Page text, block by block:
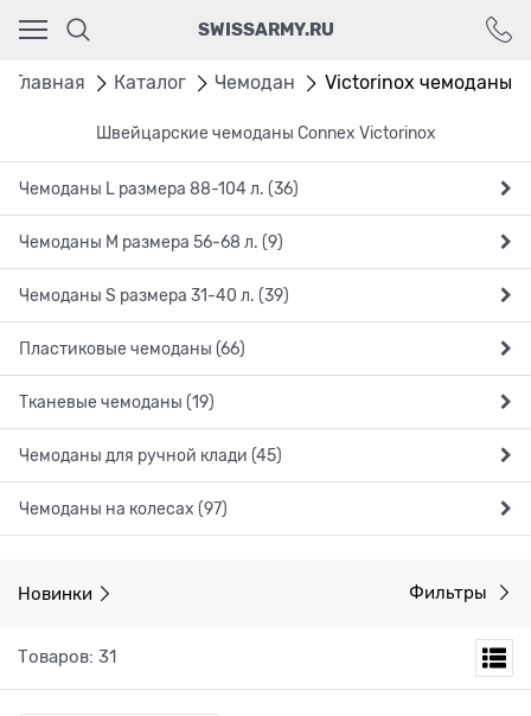
SWISSARMY.RU
Главная Каталог Чемодан Victorinox чемоданы
Швейцарские чемоданы Connex Victorinox
Чемоданы L размера 88-104 л. (36)
Чемоданы M размера 56-68 л. (9)
Чемоданы S размера 31-40 л. (39)
Пластиковые чемоданы (66)
Тканевые чемоданы (19)
Чемоданы для ручной клади (45)
Чемоданы на колесах (97)
Новинки Фильтры
Товаров: 31
Ваш город - Москва,
угадали?
ДА НЕТ